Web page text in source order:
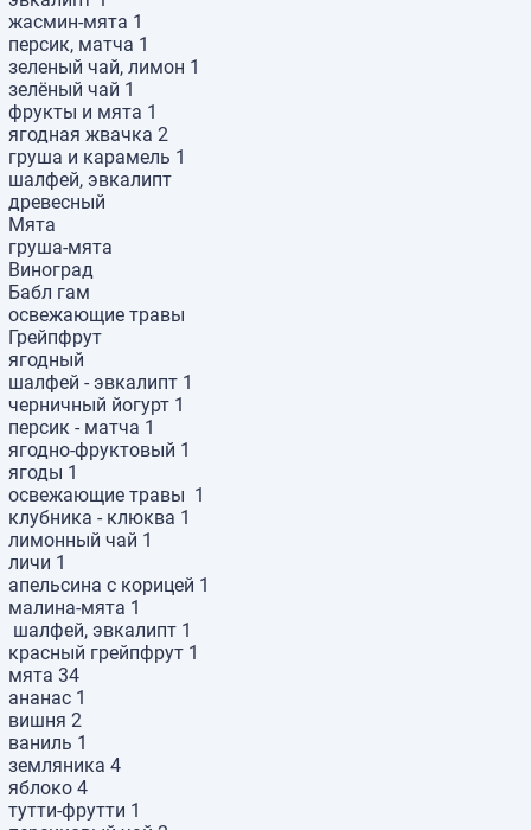
жасмин-мята 1
персик, матча 1
зеленый чай, лимон 1
зелёный чай 1
фрукты и мята 1
ягодная жвачка 2
груша и карамель 1
шалфей, эвкалипт
древесный
Мята
груша-мята
Виноград
Бабл гам
освежающие травы
Грейпфрут
ягодный
шалфей - эвкалипт 1
черничный йогурт 1
персик - матча 1
ягодно-фруктовый 1
ягоды 1
освежающие травы 1
клубника - клюква 1
лимонный чай 1
личи 1
апельсина с корицей 1
малина-мята 1
шалфей, эвкалипт 1
красный грейпфрут 1
мята 34
ананас 1
вишня 2
ваниль 1
земляника 4
яблоко 4
тутти-фрутти 1